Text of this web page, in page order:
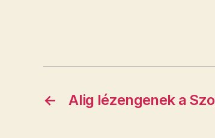
← Alig lézengenek a